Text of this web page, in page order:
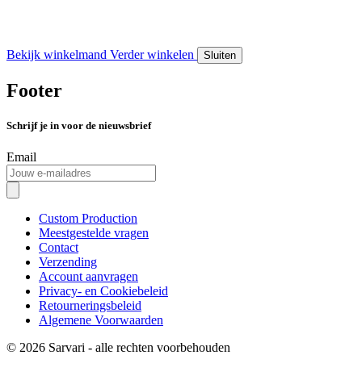
Bekijk winkelmand Verder winkelen Sluiten
Footer
Schrijf je in voor de nieuwsbrief
Email
Custom Production
Meestgestelde vragen
Contact
Verzending
Account aanvragen
Privacy- en Cookiebeleid
Retourneringsbeleid
Algemene Voorwaarden
© 2026 Sarvari - alle rechten voorbehouden